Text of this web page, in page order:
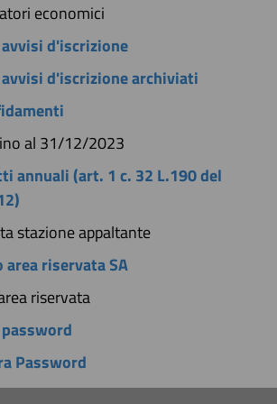
economici
d'iscrizione
avvisi d'iscrizione archiviati
al 31/12/2023
annuali (art. 1 c. 32 L.190 del
stazione appaltante
area riservata SA
riservata
Password